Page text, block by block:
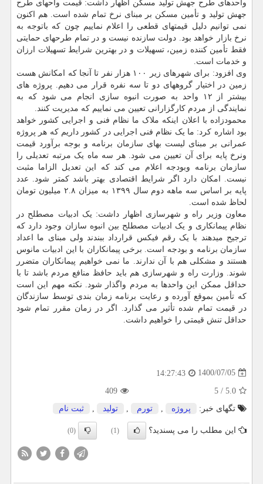
واحدهای طرح جهش تولید مسکن اظهار داشت: قیمت واحهای طرح
جهش تولید و تأمین مسکن بر مبنای نرخ تمام شده است. هم اکنون
نمی توانیم دلیل قیمتهای قطعی را اعلام نماییم چون که باتوجه به
نرخ بازار خواهد بود. دولت سازنده نیست و در تمام طرحهای حمایتی
فقط تأمین کننده زمین، تسهیلات و در بهترین شرایط تسهیلات ارزان
و خدمات است.
وی افزود: برای شهرهای زیر ۱۰۰ هزار نفر تا آنجا که امکانش هست
زمین در اختیار گروههای دو تا سه نفره قرار می دهیم. پروژه های
بیشتر از ۱۲ واحد به صورت انبوه سازی انجام می شود که به
نمایندگی از مردم کارگزارانی تعیین می نماییم که مدیریت کنند.
محمودزاده با اعلان اینکه ملاک ما نظام فنی و اجرایی کشور خواهد
بود اشاره کرد: ما یک نظام فنی اجرایی در کشور داریم که هر پروژه
عمرانی بر مبنای لیست بهای سازمان برنامه و بوجه برآورد قیمت
ونرخ پایه برای آن تعیین می شود. هر سه ماه یک مرتبه تعدیلی را
سازمان برنامه وبودجه اعلام می کند که این تعدیل الزاما مثبت
نیست. امکان دارد اگر شرایط اقتصادی بهتر باشد کمتر شود. عدد
پایه بر اساس سه ماهه دوم سال ۱۳۹۹ به میزان ۲.۸ میلیون تومان
لحاظ شده است.
معاون وزیر راه و شهرسازی اظهار داشت: یک ادبیات مصطلح در
نظام پیمانکاری و یک ادبیات مصطلح بین انبوه سازان وجود دارد که
ترجیح میدهند با یک رقم فیکس قرارداد ببندند ولی مبنای ما اعداد
سازمان برنامه و بودجه است. برخی پیمانکاران با این ادبیات مانوس
هستند و مشکلی هم با آن ندارند. ما نمی خواهیم پیمانکاران متضرر
شوند. وزارت راه و شهرسازی هم باید حافظ منافع مردم باشد تا با
حداقل ممکن این واحدها به مردم واگذار شود. نکته مهم این است
که تأمین بموقع آورده و رعایت برنامه زمان بندی توسط سازندگان
در قیمت تمام شده تأثیر می گذارد. اگر در زمان مقرر تمام شود
حداقل تنش قیمتی را خواهیم داشت.
1400/07/05
14:27:43
5.0
/
5
409
تگهای خبر:
پروژه تورم تولید ثبت نام
این مطلب را می پسندید؟ (1)
(0)